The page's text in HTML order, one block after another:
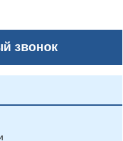
звонок